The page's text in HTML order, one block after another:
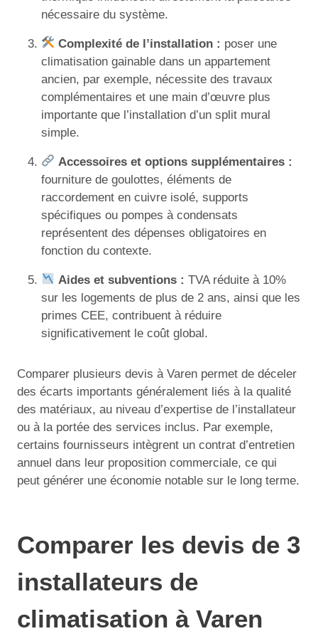
nécessaire du système.
Complexité de l’installation : poser une
climatisation gainable dans un appartement
ancien, par exemple, nécessite des travaux
complémentaires et une main d’œuvre plus
importante que l’installation d’un split mural
simple.
Accessoires et options supplémentaires :
fourniture de goulottes, éléments de
raccordement en cuivre isolé, supports
spécifiques ou pompes à condensats
représentent des dépenses obligatoires en
fonction du contexte.
Aides et subventions : TVA réduite à 10%
sur les logements de plus de 2 ans, ainsi que les
primes CEE, contribuent à réduire
significativement le coût global.
Comparer plusieurs devis à Varen permet de déceler
des écarts importants généralement liés à la qualité
des matériaux, au niveau d’expertise de l’installateur
ou à la portée des services inclus. Par exemple,
certains fournisseurs intègrent un contrat d’entretien
annuel dans leur proposition commerciale, ce qui
peut générer une économie notable sur le long terme.
Comparer les devis de 3
installateurs de
climatisation à Varen